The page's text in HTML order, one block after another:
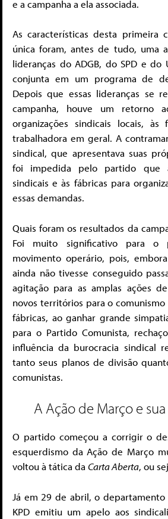
e a campanha a ela associada.
As características desta primeira
única foram, antes de tudo, uma
lideranças do ADGB, do SPD e do
conjunta em um programa de
Depois que essas lideranças se
campanha, houve um retorno
organizações sindicais locais, às
trabalhadora em geral. A
sindical, que apresentava suas
foi impedida pelo partido que
sindicais e às fábricas para
essas demandas.
Quais foram os resultados da
Foi muito significativo para
movimento operário, pois,
ainda não tivesse conseguido
agitação para as amplas ações
novos territórios para o comunismo
fábricas, ao ganhar grande
para o Partido Comunista,
influência da burocracia sindical
tanto seus planos de divisão
comunistas.
A Ação de Março e
O partido começou a corrigir o
esquerdismo da Ação de Março
voltou à tática da Carta Aberta, ou
Já em 29 de abril, o
KPD emitiu um apelo aos